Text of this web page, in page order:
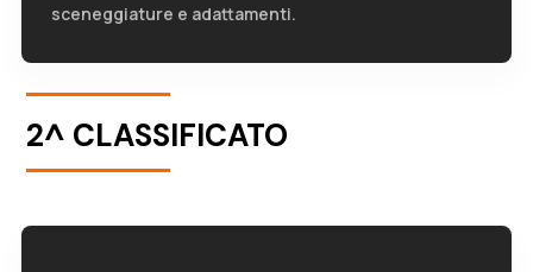
sceneggiature e adattamenti.
2^ CLASSIFICATO